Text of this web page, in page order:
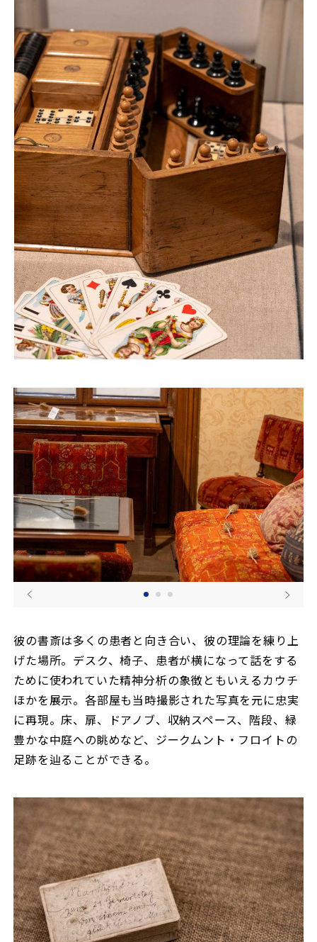
彼の書斎は多くの患者と向き合い、彼の理論を練り上
げた場所。デスク、椅子、患者が横になって話をする
ために使われていた精神分析の象徴ともいえるカウチ
ほかを展示。各部屋も当時撮影された写真を元に忠実
に再現。床、扉、ドアノブ、収納スペース、階段、緑
豊かな中庭への眺めなど、ジークムント・フロイトの
足跡を辿ることができる。